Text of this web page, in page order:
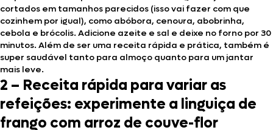
cortados em tamanhos parecidos (isso vai fazer com que
cozinhem por igual), como abóbora, cenoura, abobrinha,
cebola e brócolis. Adicione azeite e sal e deixe no forno por 30
minutos. Além de ser uma receita rápida e prática, também é
super saudável tanto para almoço quanto para um jantar
mais leve.
2 – Receita rápida para variar as
refeições: experimente a linguiça de
frango com arroz de couve-flor